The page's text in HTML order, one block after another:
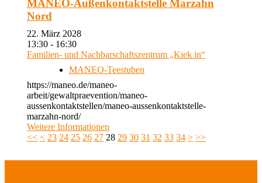
MANEO-Außenkontaktstelle Marzahn
Nord
22. März 2028
13:30 - 16:30
Familien- und Nachbarschaftszentrum „Kiek in“
MANEO-Teestuben
https://maneo.de/maneo-
arbeit/gewaltpraevention/maneo-
aussenkontaktstellen/maneo-aussenkontaktstelle-
marzahn-nord/
Weitere Informationen
<< < 23 24 25 26 27 28 29 30 31 32 33 34 > >>